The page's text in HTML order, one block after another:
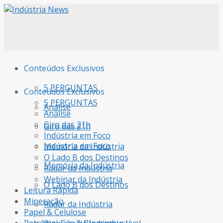
Conteúdos Exclusivos
5 PERGUNTAS
Análise
Giro das 21h
Indústria em Foco
Memória da Indústria
O Lado B dos Destinos
Radar da Indústria
Conteúdos Exclusivos
5 PERGUNTAS
Análise
Giro das 21h
Indústria em Foco
Memória da Indústria
O Lado B dos Destinos
Radar da Indústria
Webinar da Indústria
Leitura Rápida
Mineração
Papel & Celulose